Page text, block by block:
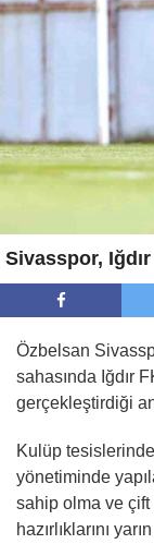
Sivasspor, Iğdır
Özbelsan
sahasında Iğdır
gerçekleştirdiği
Kulüp
yönetiminde
sahip olma ve çift
hazırlıklarını